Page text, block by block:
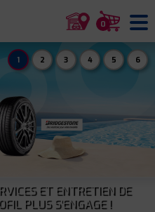
0
1 2 3 4 5 6
ET ENTRETIEN DE
PLUS S'ENGAGE !